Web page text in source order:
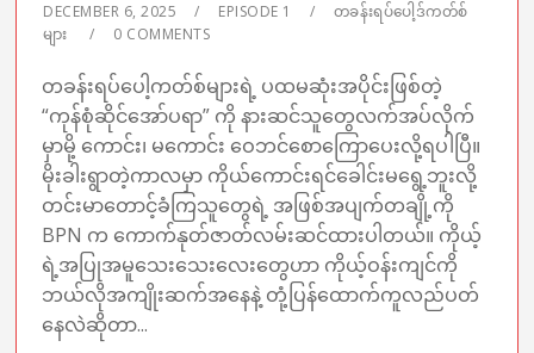
DECEMBER 6, 2025 EPISODE 1
တခန်းရပ်ပေါ့ဒ်ကတ်စ်
များ
0 COMMENTS
တခန်းရပ်ပေါ့ကတ်စ်များရဲ့ ပထမဆုံးအပိုင်းဖြစ်တဲ့
“ကုန်စုံဆိုင်အော်ပရာ” ကို နားဆင်သူတွေလက်အပ်လိုက်
မှာမို့ ကောင်း၊ မကောင်း ဝေဘင်စောကြောပေးလို့ရပါပြီ။
မိုးခါးရွာတဲ့ကာလမှာ ကိုယ်ကောင်းရင်ခေါင်းမရွေ့ဘူးလို့
တင်းမာတောင့်ခံကြသူတွေရဲ့ အဖြစ်အပျက်တချို့ကို
BPN က ကောက်နုတ်ဇာတ်လမ်းဆင်ထားပါတယ်။ ကိုယ့်
ရဲ့အပြုအမူသေးသေးလေးတွေဟာ ကိုယ့်ဝန်းကျင်ကို
ဘယ်လိုအကျိုးဆက်အနေနဲ့ တုံ့ပြန်ထောက်ကူလည်ပတ်
နေလဲဆိုတာ...